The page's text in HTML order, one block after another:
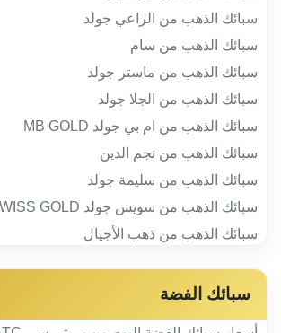
سبائك الذهب من الراعي جولد
سبائك الذهب من سام
سبائك الذهب من ماستر جولد
سبائك الذهب من الجلا جولد
سبائك الذهب من ام بي جولد MB GOLD
سبائك الذهب من نجم الدين
سبائك الذهب من سليمة جولد
سبائك الذهب من سويس جولد SWISS GOLD
سبائك الذهب من ذهب الأجيال
سبائك الفضة